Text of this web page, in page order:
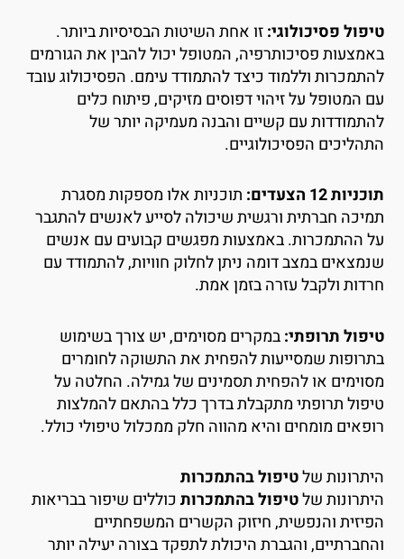
פסיכולוגי:זו אחת השיטות הבסיסיות ביותר.
פסיכותרפיה, המטופל יכול להבין את הגורמים
וללמוד כיצד להתמודד עימם. הפסיכולוג עובד
המטופל על זיהוי דפוסים מזיקים, פיתוח כלים
עם קשיים והבנה מעמיקה יותר של
הפסיכולוגיים.
12 הצעדים:
תוכניות אלו מספקות מסגרת
חברתית ורגשית שיכולה לסייע לאנשים להתגבר
ההתמכרות. באמצעות מפגשים קבועים עם אנשים
במצב דומה ניתן לחלוק חוויות, להתמודד עם
ולקבל עזרה בזמן אמת.
תרופתי:במקרים מסוימים, יש צורך בשימוש
שמסייעות להפחית את התשוקה לחומרים
או להפחית תסמינים של גמילה. החלטה על
תרופתי מתקבלת בדרך כלל בהתאם להמלצות
מומחים והיא מהווה חלק ממכלול טיפולי כולל.
שלטיפול בהתמכרות
שלטיפול בהתמכרותכוללים שיפור בבריאות
והנפשית, חיזוק הקשרים המשפחתיים
והגברת היכולת לתפקד בצורה יעילה יותר